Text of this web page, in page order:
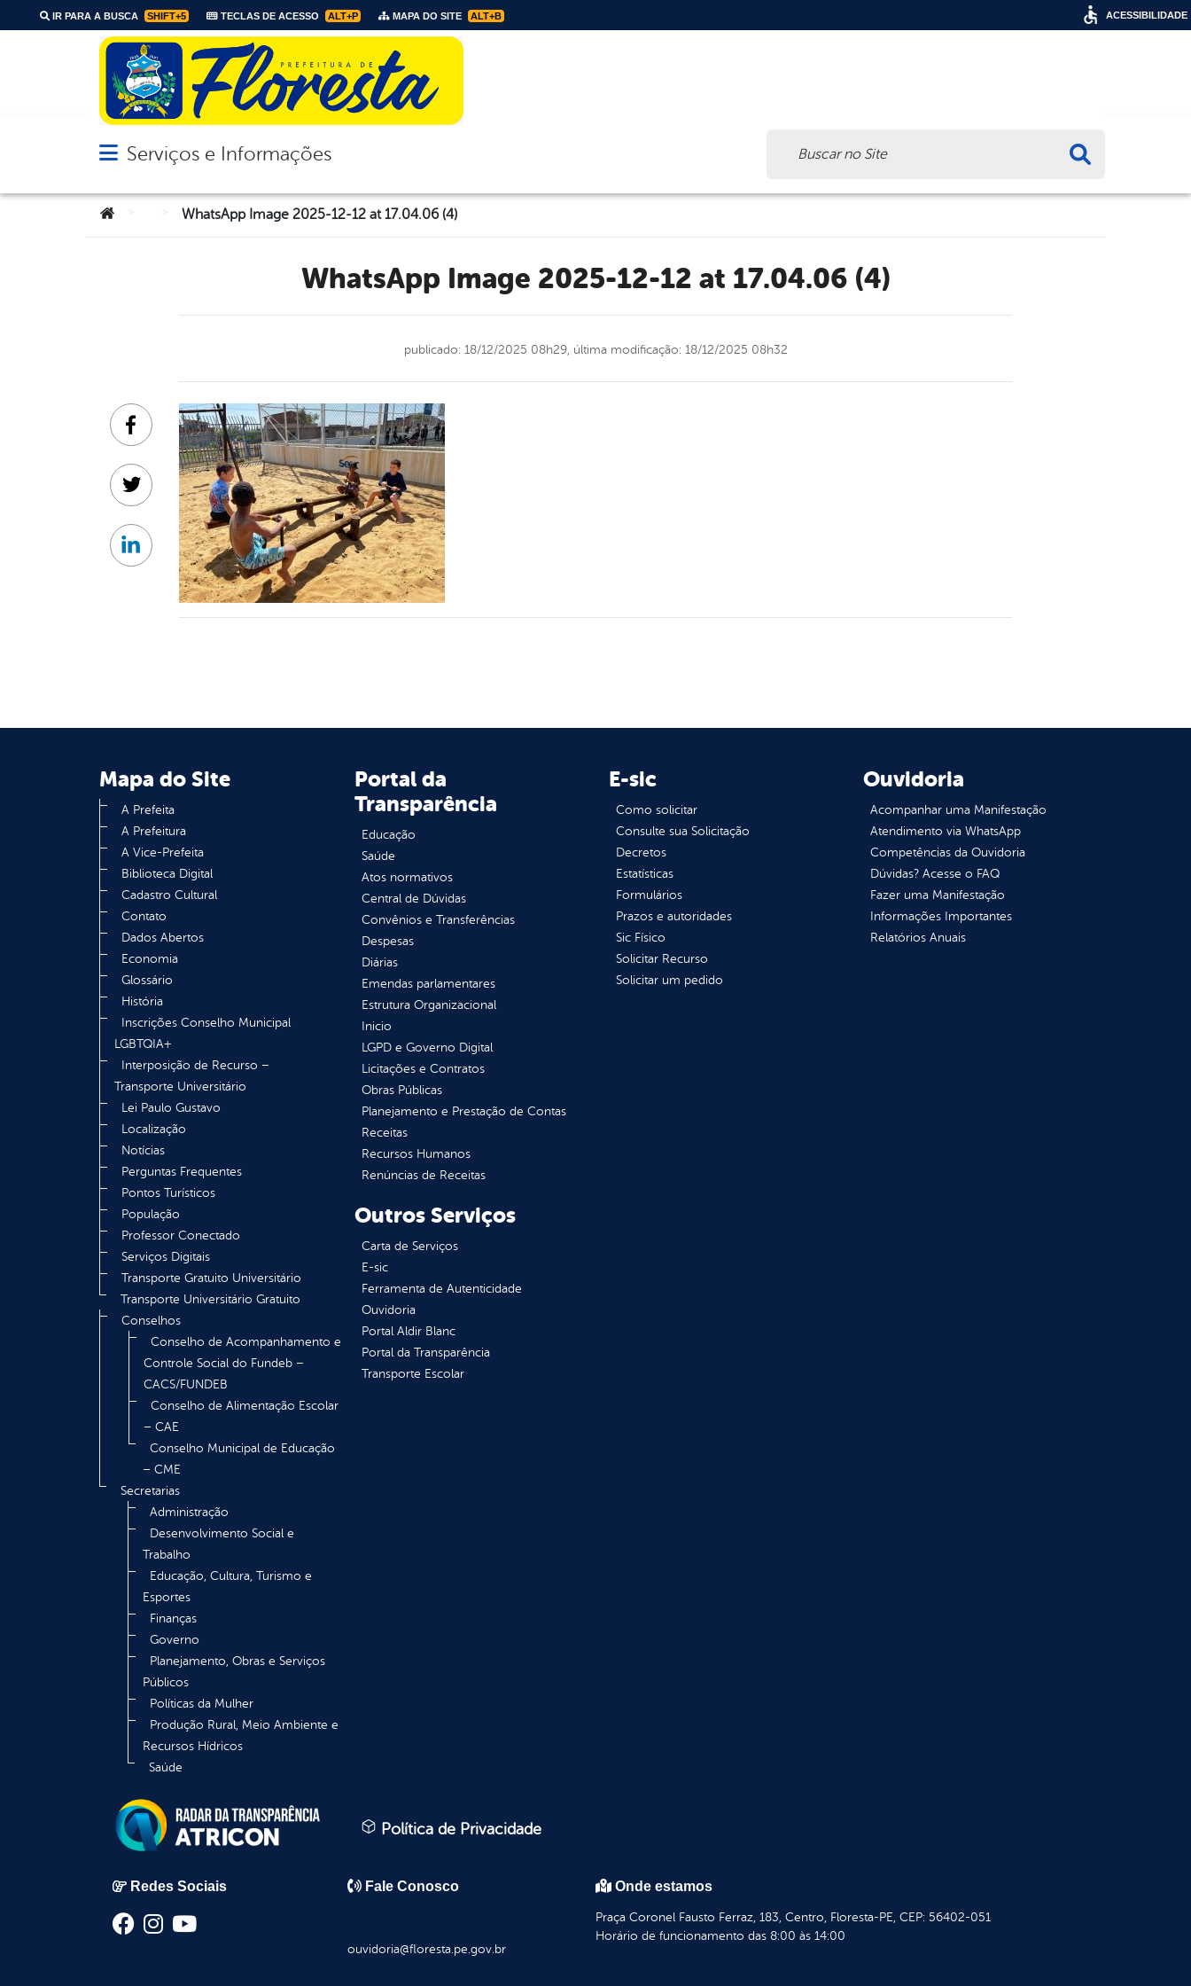
IR PARA A BUSCA SHIFT+5 TECLAS DE ACESSO ALT+P MAPA DO SITE ALT+B
Abrir menu principal de navegação
Serviços e Informações
Você está aqui:WhatsApp Image 2025-12-12 at 17.04.06 (4)
WhatsApp Image 2025-12-12 at 17.04.06 (4)
publicado: 18/12/2025 08h29, última modificação: 18/12/2025 08h32
Facebook
Twitter
Linkedin
Mapa do Site
A Prefeita
A Prefeitura
A Vice-Prefeita
Biblioteca Digital
Cadastro Cultural
Contato
Dados Abertos
Economia
Glossário
História
Inscrições Conselho Municipal
LGBTQIA+
Interposição de Recurso –
Transporte Universitário
Lei Paulo Gustavo
Localização
Notícias
Perguntas Frequentes
Pontos Turísticos
População
Professor Conectado
Serviços Digitais
Transporte Gratuito Universitário
Transporte Universitário Gratuito
Conselhos
Conselho de Acompanhamento e
Controle Social do Fundeb –
CACS/FUNDEB
Conselho de Alimentação Escolar
– CAE
Conselho Municipal de Educação
– CME
Secretarias
Administração
Desenvolvimento Social e
Trabalho
Educação, Cultura, Turismo e
Esportes
Finanças
Governo
Planejamento, Obras e Serviços
Públicos
Políticas da Mulher
Produção Rural, Meio Ambiente e
Recursos Hídricos
Saúde
Portal da
Transparência
Educação
Saúde
Atos normativos
Central de Dúvidas
Convênios e Transferências
Despesas
Diárias
Emendas parlamentares
Estrutura Organizacional
Inicio
LGPD e Governo Digital
Licitações e Contratos
Obras Públicas
Planejamento e Prestação de Contas
Receitas
Recursos Humanos
Renúncias de Receitas
E-sic
Como solicitar
Consulte sua Solicitação
Decretos
Estatísticas
Formulários
Prazos e autoridades
Sic Físico
Solicitar Recurso
Solicitar um pedido
Ouvidoria
Acompanhar uma Manifestação
Atendimento via WhatsApp
Competências da Ouvidoria
Dúvidas? Acesse o FAQ
Fazer uma Manifestação
Informações Importantes
Relatórios Anuais
Outros Serviços
Carta de Serviços
E-sic
Ferramenta de Autenticidade
Ouvidoria
Portal Aldir Blanc
Portal da Transparência
Transporte Escolar
Política de Privacidade
Redes Sociais Fale Conosco
ouvidoria@floresta.pe.gov.br
Onde estamos
Praça Coronel Fausto Ferraz, 183, Centro, Floresta-PE, CEP: 56402-051
Horário de funcionamento das 8:00 às 14:00
ACESSIBILIDADE